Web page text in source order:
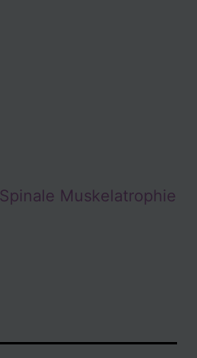
Spinale Muskelatrophie